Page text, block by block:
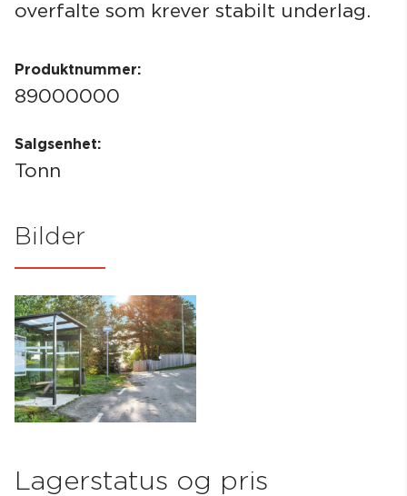
overfalte som krever stabilt underlag.
Produktnummer:
89000000
Salgsenhet:
Tonn
Bilder
Lagerstatus og pris